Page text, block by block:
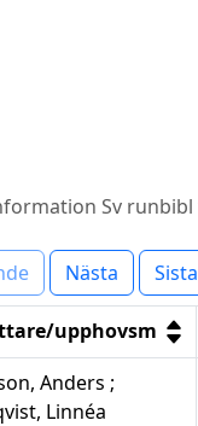
Sv runbibl
Nästa Sista
upphovsm
Anders ;
Linnéa